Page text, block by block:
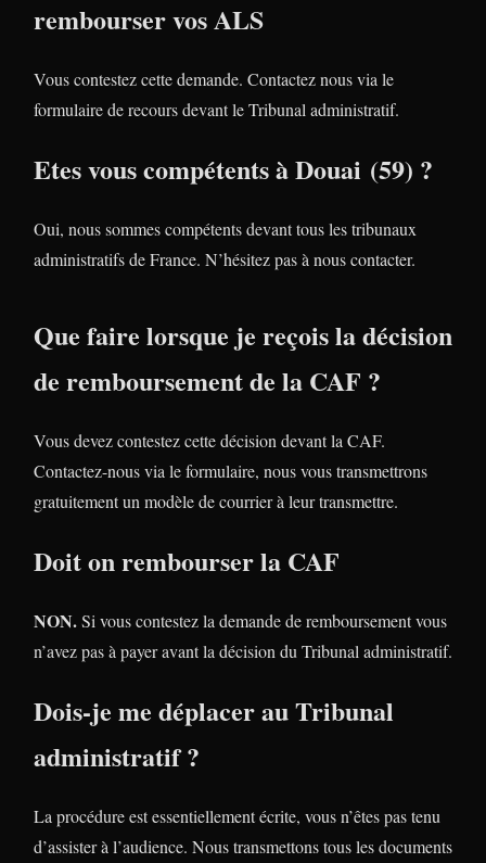
rembourser vos ALS
Vous contestez cette demande. Contactez nous via le
formulaire de recours devant le Tribunal administratif.
Etes vous compétents à Douai (59) ?
Oui, nous sommes compétents devant tous les tribunaux
administratifs de France. N’hésitez pas à nous contacter.
Que faire lorsque je reçois la décision
de remboursement de la CAF ?
Vous devez contestez cette décision devant la CAF.
Contactez-nous via le formulaire, nous vous transmettrons
gratuitement un modèle de courrier à leur transmettre.
Doit on rembourser la CAF
NON.Si vous contestez la demande de remboursement vous
n’avez pas à payer avant la décision du Tribunal administratif.
Dois-je me déplacer au Tribunal
administratif ?
La procédure est essentiellement écrite, vous n’êtes pas tenu
d’assister à l’audience. Nous transmettons tous les documents